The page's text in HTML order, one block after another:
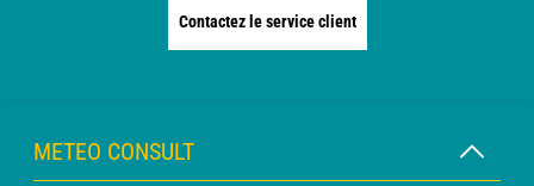
Contactez le service client
METEO CONSULT